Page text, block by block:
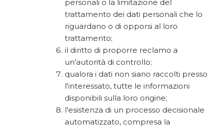
personali o la limitazione del
trattamento dei dati personali che lo
riguardano o di opporsi al loro
trattamento;
il diritto di proporre reclamo a
un'autorità di controllo;
qualora i dati non siano raccolti presso
l'interessato, tutte le informazioni
disponibili sulla loro origine;
l'esistenza di un processo decisionale
automatizzato, compresa la